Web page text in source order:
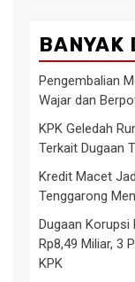
BANYAK
Pengembalian
Wajar dan
KPK Geledah
Terkait Dugaan
Kredit Macet
Tenggarong
Dugaan Korupsi
Rp8,49 Miliar, 3
KPK